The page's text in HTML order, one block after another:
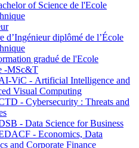
of Science de l'Ecole
d’Ingénieur diplômé de l’École
gradué de l'Ecole
-MSc&T
ViC - Artificial Intelligence and
Visual Computing
- Cybersecurity : Threats and
- Data Science for Business
- Economics, Data
and Corporate Finance